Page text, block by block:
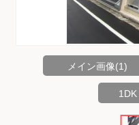
メイン画像(1)